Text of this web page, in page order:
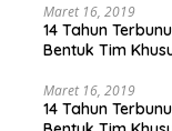
Maret 16, 2019
14 Tahun
Bentuk Tim
Maret 16, 2019
14 Tahun